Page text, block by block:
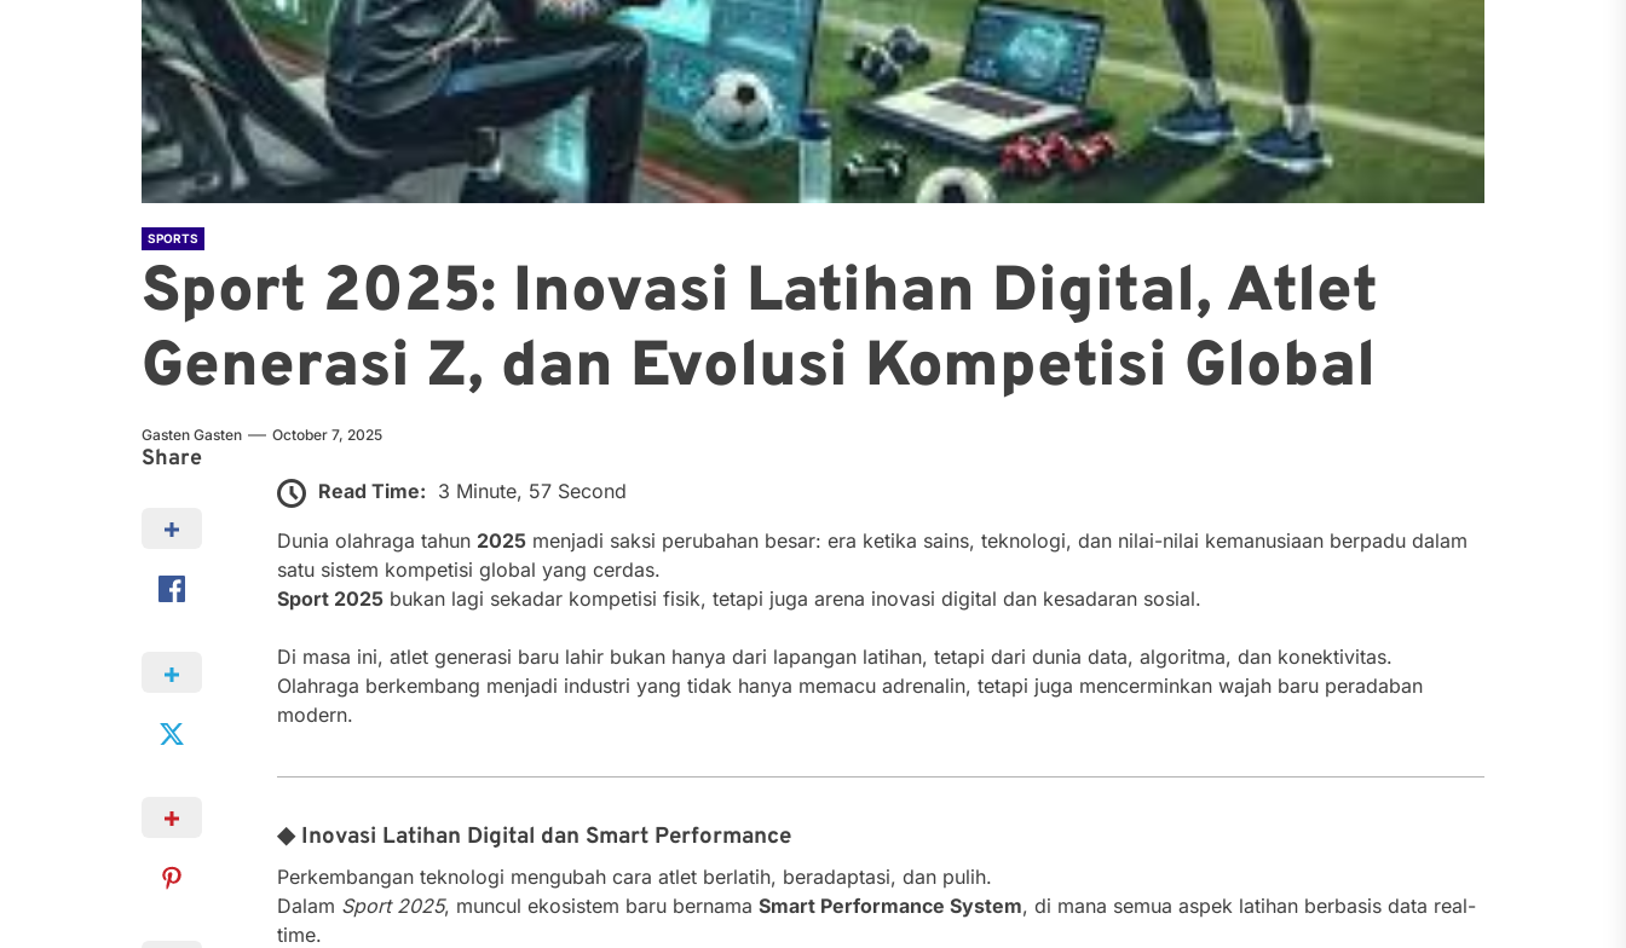
SPORTS
Sport 2025: Inovasi Latihan Digital, Atlet
Generasi Z, dan Evolusi Kompetisi Global
Gasten Gasten October 7, 2025
Share
Read Time: 3 Minute, 57 Second
Dunia olahraga tahun 2025menjadi saksi perubahan besar: era ketika sains, teknologi, dan nilai-nilai kemanusiaan berpadu dalam
satu sistem kompetisi global yang cerdas.
Sport 2025bukan lagi sekadar kompetisi fisik, tetapi juga arena inovasi digital dan kesadaran sosial.
Di masa ini, atlet generasi baru lahir bukan hanya dari lapangan latihan, tetapi dari dunia data, algoritma, dan konektivitas.
Olahraga berkembang menjadi industri yang tidak hanya memacu adrenalin, tetapi juga mencerminkan wajah baru peradaban
modern.
◆ Inovasi Latihan Digital dan Smart Performance
Perkembangan teknologi mengubah cara atlet berlatih, beradaptasi, dan pulih.
Dalam Sport 2025, muncul ekosistem baru bernama Smart Performance System, di mana semua aspek latihan berbasis data real-
time.